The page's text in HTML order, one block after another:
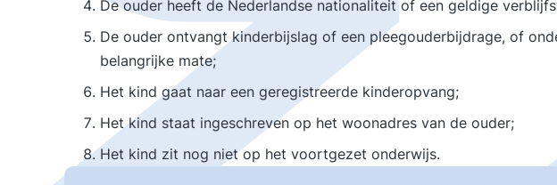
De ouder heeft de Nederlandse nationaliteit of een geldige
De ouder ontvangt kinderbijslag of een pleegouderbijdrage, of
belangrijke mate;
Het kind gaat naar een geregistreerde kinderopvang;
Het kind staat ingeschreven op het woonadres van de ouder;
Het kind zit nog niet op het voortgezet onderwijs.